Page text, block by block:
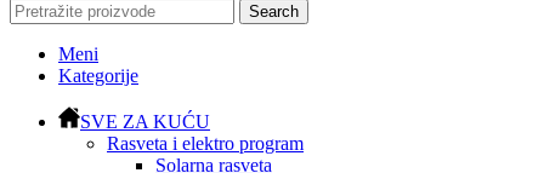
Search
Meni
Kategorije
SVE ZA KUĆU
Rasveta i elektro program
Solarna rasveta